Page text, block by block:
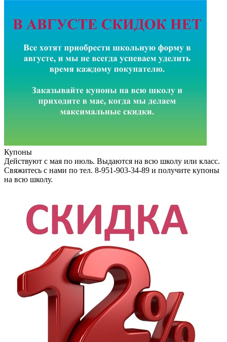
Купоны
Действуют с мая по июль. Выдаются на всю школу или класс.
Свяжитесь с нами по тел. 8-951-903-34-89 и получите купоны
на всю школу.